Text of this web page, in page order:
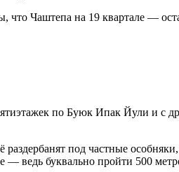
Чаштепа на 19 квартале —
по Буюк Ипак Йули и
под частные
— ведь буквально пройти 500